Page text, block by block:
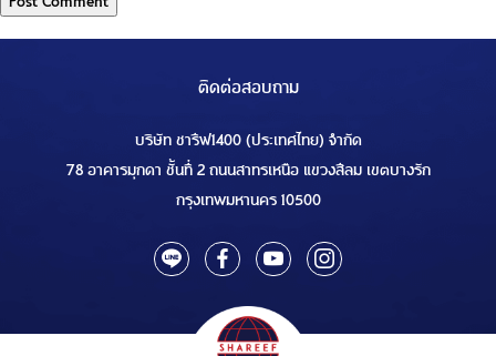
ติดต่อสอบถาม
บริษัท ชารีฟ1400 (ประเทศไทย) จำกัด
78 อาคารมุกดา ชั้นที่ 2 ถนนสาทรเหนือ แขวงสีลม เขตบางรัก
กรุงเทพมหานคร 10500